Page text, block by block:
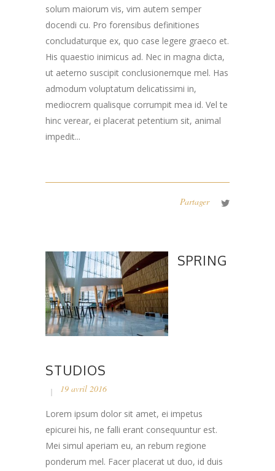
solum maiorum vis, vim autem semper
docendi cu. Pro forensibus definitiones
concludaturque ex, quo case legere graeco et.
His quaestio inimicus ad. Nec in magna dicta,
ut aeterno suscipit conclusionemque mel. Has
admodum voluptatum delicatissimi in,
mediocrem qualisque corrumpit mea id. Vel te
hinc verear, ei placerat petentium sit, animal
impedit...
Partager
SPRING
STUDIOS
19 avril 2016
Lorem ipsum dolor sit amet, ei impetus
epicurei his, ne falli erant consequuntur est.
Mei simul aperiam eu, an rebum regione
ponderum mel. Facer placerat ut duo, id duis